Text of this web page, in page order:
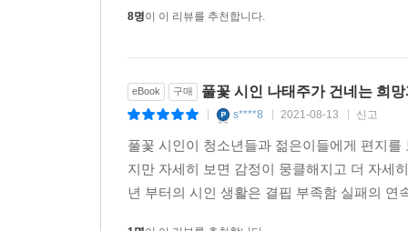
8명이 이 리뷰를 추천합니다.
eBook 구매 풀꽃 시인 나태주가 건네는 희
s****8 2021-08-13 신고
풀꽃 시인이 청소년들과 젊은이들에게 편지
지만 자세히 보면 감정이 뭉클해지고 더 자세
년 부터의 시인 생활은 결핍 부족함 실패의